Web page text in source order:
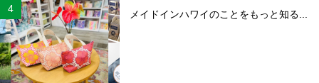
メイドインハワイのことをもっと知る...